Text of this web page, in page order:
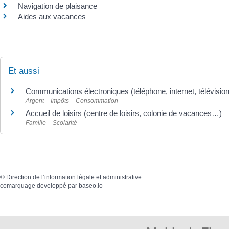
Navigation de plaisance
Aides aux vacances
Et aussi
Communications électroniques (téléphone, internet,
Argent – Impôts – Consommation
Accueil de loisirs (centre de loisirs, colonie de vacances…)
Famille – Scolarité
© Direction de l’information légale et administrative
comarquage developpé par baseo.io